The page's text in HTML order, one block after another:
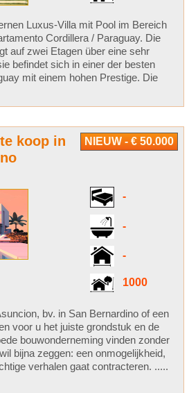
Luxus-Villa mit Pool im Bereich
Cordillera / Paraguay. Die
auf zwei Etagen über eine sehr
befindet sich in einer der besten
mit einem hohen Prestige. Die
NIEUW - € 50.000
koop in
-
-
-
1000
bv. in San Bernardino of een
voor u het juiste grondstuk en de
bouwonderneming vinden zonder
bijna zeggen: een onmogelijkheid,
verhalen gaat contracteren. .....